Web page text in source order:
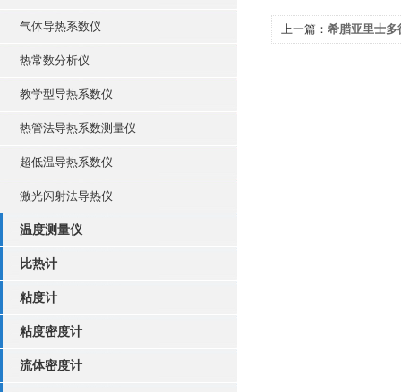
气体导热系数仪
热常数分析仪
教学型导热系数仪
热管法导热系数测量仪
超低温导热系数仪
激光闪射法导热仪
温度测量仪
比热计
粘度计
粘度密度计
流体密度计
上一篇： 希腊亚里士